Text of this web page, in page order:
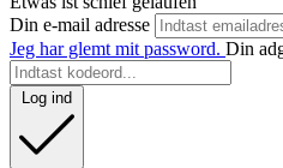
Din e-mail adresse
Jeg har glemt mit password. Din
Log ind